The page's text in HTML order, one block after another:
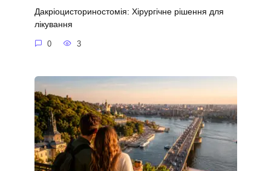
Дакріоцисториностомія: Хірургічне рішення для
лікування
0 3